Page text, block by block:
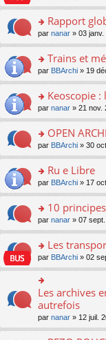
e
nt
u
ré
c
e
nt
n
le
pl
u
ré
c
e
nt
e
n
n
le
pl
u
ré
c
e
nt
a
g
e
n
n
le
pl
u
ré
c
e
nt
le
m
e
a
g
e
n
n
le
pl
u
ré
c
e
nt
n
ult
er
le
m
e
a
g
e
n
n
le
pl
u
ré
c
e
nt
o
n
ult
er
le
m
e
a
g
e
n
n
le
pl
u
ré
c
e
nt
Rapport
par nanar » 03 janv.
o
n
ult
er
le
m
e
a
g
e
n
n
le
pl
u
s
ré
c
e
nt
Trains et
par BBArchi » 19
o
n
ult
er
le
m
e
a
g
e
n
n
le
pl
u
s
Keoscopie
par nanar » 21 nov.
o
n
ult
er
le
m
e
a
g
e
n
o
lu
le
pl
OPEN
par BBArchi » 30
o
n
ult
er
le
m
e
s
g
e
n
o
Ru e Libre
par BBArchi » 17
o
n
ult
er
le
m
s
a
10
par nanar » 07
o
n
s
ult
er
le
m
e
Les
par BBArchi » 02
n
ult
er
Les archives
autrefois
par nanar » 12 juil.